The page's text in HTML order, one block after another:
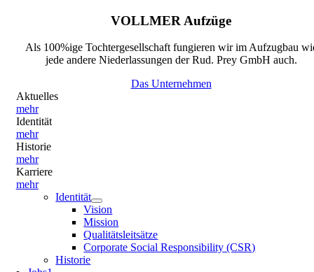
VOLLMER Aufzüge
Als 100%ige Tochtergesellschaft fungieren wir im Aufzugbau
jede andere Niederlassungen der Rud. Prey GmbH auch.
Das Unternehmen
Aktuelles
mehr
Identität
mehr
Historie
mehr
Karriere
mehr
Identität
Vision
Mission
Qualitätsleitsätze
Corporate Social Responsibility (CSR)
Historie